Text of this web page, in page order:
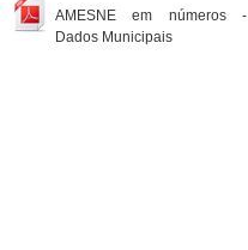
AMESNE em números -
Dados Municipais